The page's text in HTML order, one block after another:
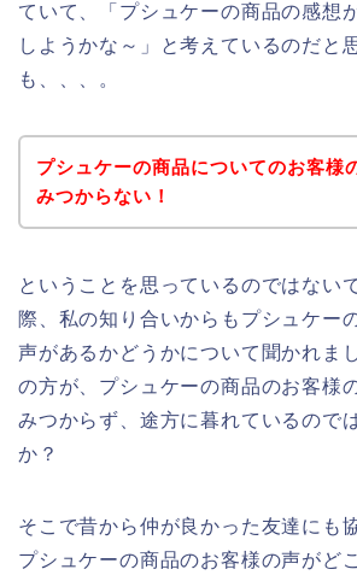
ていて、「プシュケーの商品の感想
しようかな～」と考えているのだと
も、、、。
プシュケーの商品についてのお客様
みつからない！
ということを思っているのではない
際、私の知り合いからもプシュケー
声があるかどうかについて聞かれま
の方が、プシュケーの商品のお客様
みつからず、途方に暮れているので
か？
そこで昔から仲が良かった友達にも
プシュケーの商品のお客様の声がど